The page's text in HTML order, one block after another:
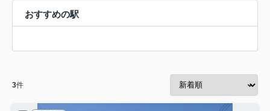
おすすめの駅
3件